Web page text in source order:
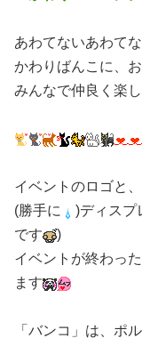
あわてないあわてな
かわりばんこに、
みんなで仲良く楽
イベントのロゴと
(勝手に
)ディスプ
です
)
イベントが終わっ
ます
「バンコ」は、ポ